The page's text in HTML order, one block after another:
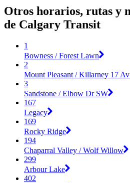
Otros horarios, rutas y
de Calgary Transit
1
Bowness / Forest Lawn
2
Mount Pleasant / Killarney 17
3
Sandstone / Elbow Dr SW
167
Legacy
169
Rocky Ridge
194
Chaparral Valley / Wolf Willow
299
Arbour Lake
402